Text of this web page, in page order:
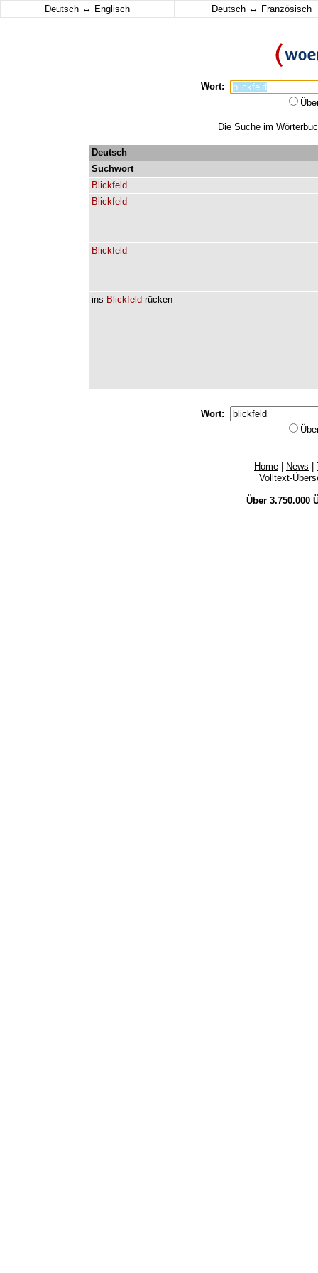
Deutsch ↔ Englisch Deutsch ↔ Französisch
Wort:
Die Suche im
Deutsch
Suchwort
Blickfeld
Blickfeld
Blickfeld
ins Blickfeld rücken
Wort:
Home News
Volltext-
Über 3.750.000